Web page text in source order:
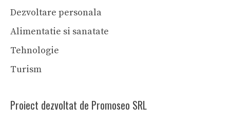
Dezvoltare personala
Alimentatie si sanatate
Tehnologie
Turism
Proiect dezvoltat de Promoseo SRL